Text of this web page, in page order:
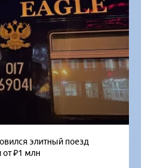
элитный поезд
от ₽1 млн